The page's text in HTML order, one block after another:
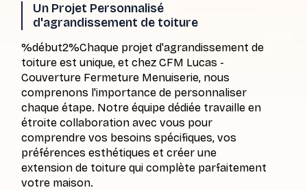
Un Projet Personnalisé
d'agrandissement de toiture
%début2%Chaque projet d'agrandissement de
toiture est unique, et chez CFM Lucas -
Couverture Fermeture Menuiserie, nous
comprenons l'importance de personnaliser
chaque étape. Notre équipe dédiée travaille en
étroite collaboration avec vous pour
comprendre vos besoins spécifiques, vos
préférences esthétiques et créer une
extension de toiture qui complète parfaitement
votre maison.